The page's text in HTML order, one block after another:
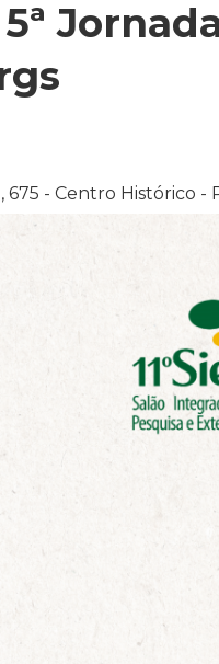
- Centro Histórico -